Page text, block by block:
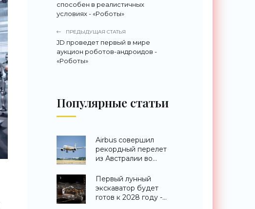
способен в реалистичных
условиях - «Роботы»
ПРЕДЫДУЩАЯ СТАТЬЯ
JD проведет первый в мире
аукцион роботов-андроидов -
«Роботы»
Популярные статьи
Airbus совершил
рекордный перелет
из Австралии во
«Техника»
Первый лунный
экскаватор будет
готов к 2028 году -